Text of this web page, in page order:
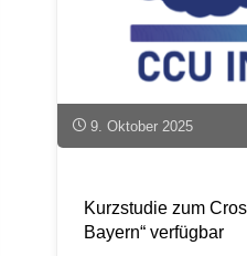
9. Oktober 2025
Kurzstudie zum
Bayern“ verfügbar